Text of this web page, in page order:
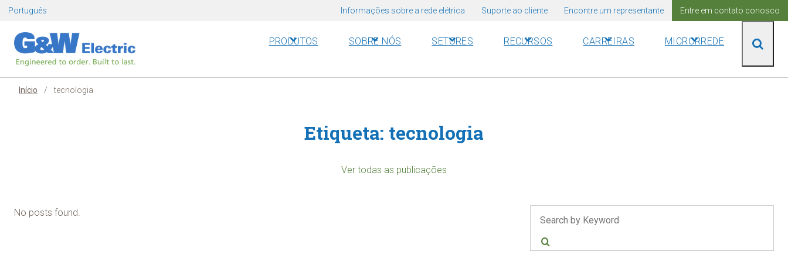
Pular
conteúdo
Português Informações sobre a rede elétrica Suporte ao cliente Encontre um representante Entre em contato conosco
PRODUTOS SOBRE NÓS SETORES RECURSOS CARREIRAS MICRORREDE
Início / tecnologia
Etiqueta: tecnologia
Ver todas as publicações
Pesquisar
No posts found.